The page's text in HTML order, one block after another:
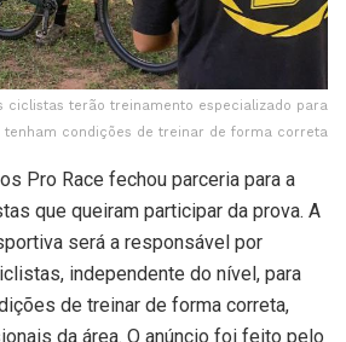
ciclistas terão treinamento especializado para
tenham condições de treinar de forma correta
Pro Race fechou parceria para a
que queiram participar da prova. A
será a responsável por
independente do nível, para
de treinar de forma correta,
da área. O anúncio foi feito pelo